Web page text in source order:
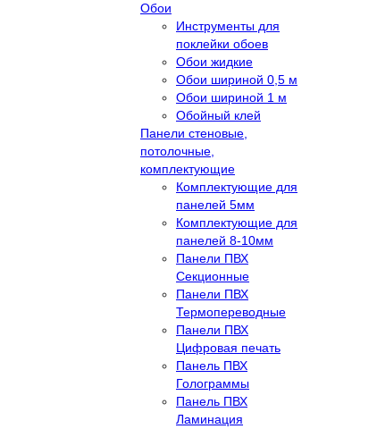
Обои
Инструменты для
поклейки обоев
Обои жидкие
Обои шириной 0,5 м
Обои шириной 1 м
Обойный клей
Панели стеновые,
потолочные,
комплектующие
Комплектующие для
панелей 5мм
Комплектующие для
панелей 8-10мм
Панели ПВХ
Секционные
Панели ПВХ
Термопереводные
Панели ПВХ
Цифровая печать
Панель ПВХ
Голограммы
Панель ПВХ
Ламинация